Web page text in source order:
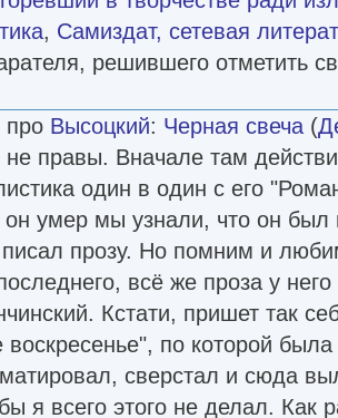
, Самиздат, сетевая
решившего отметить
про Высоцкий: Черная свеча (
правы. Вначале там
один в один с его
он умер мы узнали, что он был
прозу. Но помним и
всё же проза у
Кстати, пришет так
по которой
сверстал и сюда
я всего этого не делал. Как